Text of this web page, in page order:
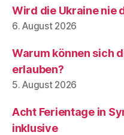
Wird die Ukraine nie
6. August 2026
Warum können sich
erlauben?
5. August 2026
Acht Ferientage in
inklusive